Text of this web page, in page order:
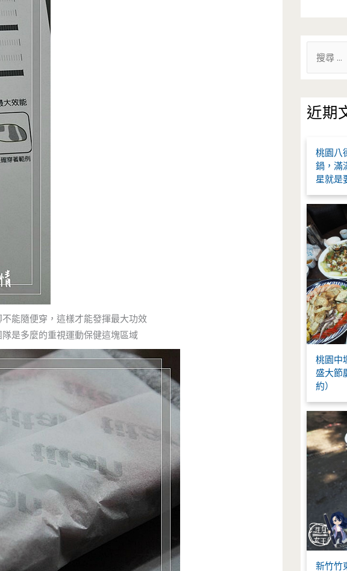
能隨便穿，這樣才能發揮最大功效
是多麼的重視運動保健這塊區域
鍵
字
近期
桃園八
鍋，滿
星就是
桃園中
盛大節
約）
新竹竹